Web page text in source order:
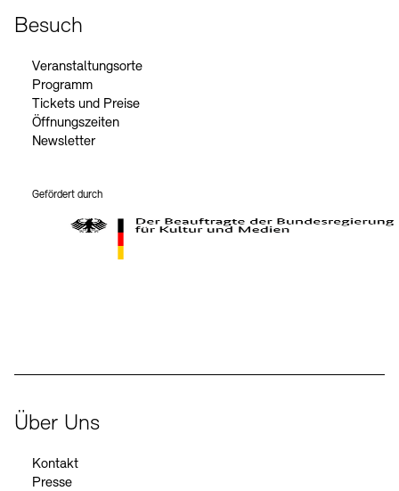
Besuch
Veranstaltungsorte
Programm
Tickets und Preise
Öffnungszeiten
Newsletter
Gefördert durch
Über Uns
Kontakt
Presse